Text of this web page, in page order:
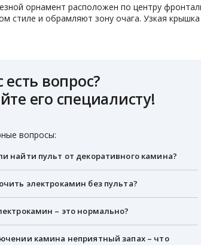
орнамент расположен по центру
стиле и обрамляют зону очага. Узкая
есть вопрос?
его специалисту!
вопросы:
найти пульт от декоративного камина?
электрокамин без пульта?
– это нормально?
камина неприятный запах – что